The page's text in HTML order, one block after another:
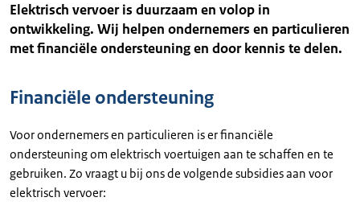
Elektrisch vervoer is duurzaam en volop in
ontwikkeling. Wij helpen ondernemers en particulieren
met financiële ondersteuning en door kennis te delen.
Financiële ondersteuning
Voor ondernemers en particulieren is er financiële
ondersteuning om elektrisch voertuigen aan te schaffen en te
gebruiken. Zo vraagt u bij ons de volgende subsidies aan voor
elektrisch vervoer: